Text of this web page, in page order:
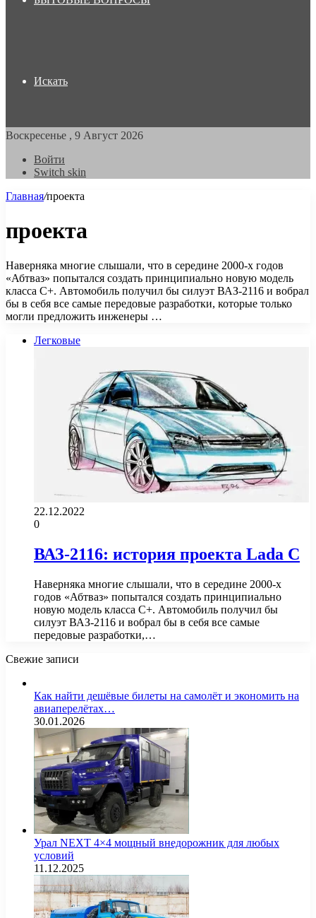
Искать
Воскресенье , 9 Август 2026
Войти
Switch skin
Главная/проекта
проекта
Наверняка многие слышали, что в середине 2000-х годов
«Абтваз» попытался создать принципиально новую модель
класса С+. Автомобиль получил бы силуэт ВАЗ-2116 и вобрал
бы в себя все самые передовые разработки, которые только
могли предложить инженеры …
Легковые
22.12.2022
0
ВАЗ-2116: история проекта Lada C
Наверняка многие слышали, что в середине 2000-х
годов «Абтваз» попытался создать принципиально
новую модель класса С+. Автомобиль получил бы
силуэт ВАЗ-2116 и вобрал бы в себя все самые
передовые разработки,…
Свежие записи
Как найти дешёвые билеты на самолёт и экономить на
авиаперелётах…
30.01.2026
Урал NEXT 4×4 мощный внедорожник для любых
условий
11.12.2025